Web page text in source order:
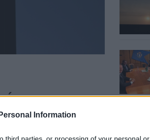
Information
third parties, or processing of your personal or